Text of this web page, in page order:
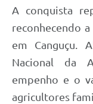
A conquista
reconhecendo
em Canguçu.
Nacional da
empenho e o
agricultores